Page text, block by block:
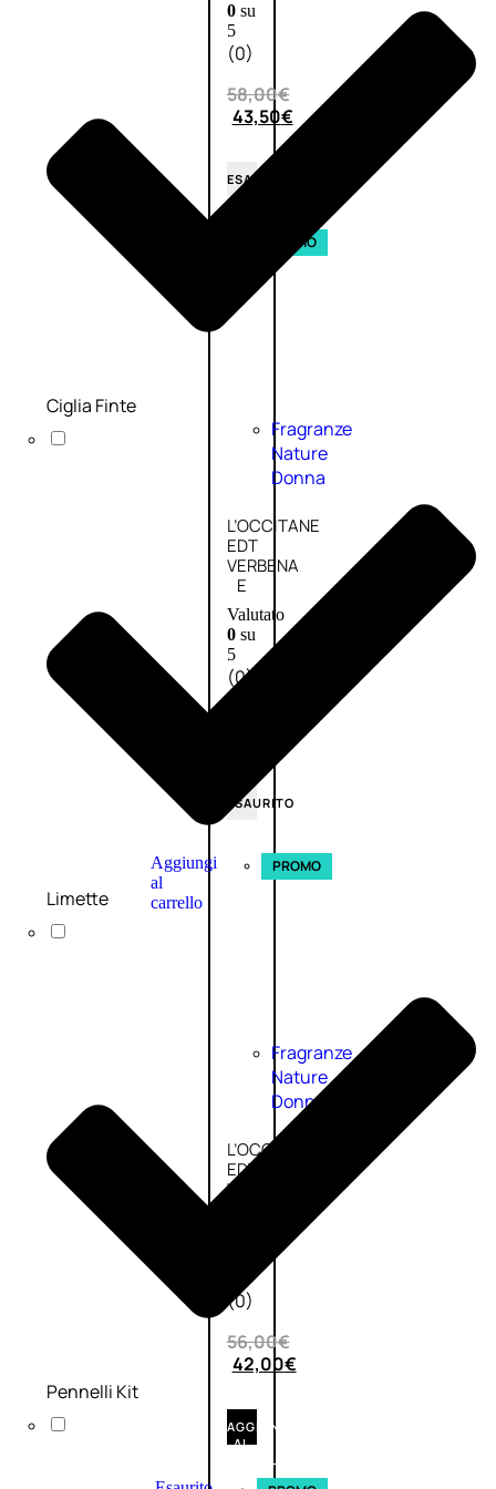
0su
5
(0)
58,00€
43,50€
ESAURITO
PROMO
Fragranze
Nature
Donna
L’OCCITANE
EDT
VERBENA
E
Valutato
0su
5
(0)
ESAURITO
Aggiungi
al
carrello
PROMO
Fragranze
Nature
Donna
L’OCCITANE
EDT
VERBENA
(0)
56,00€
42,00€
AGGIUNGI
AL
CARRELLO
Ciglia Finte
Limette
Pennelli Kit